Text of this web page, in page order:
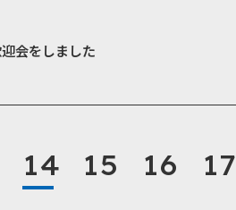
会をしました
14 15 16 17